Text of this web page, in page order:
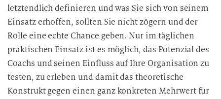
letztendlich definieren und was Sie sich von seinem
Einsatz erhoffen, sollten Sie nicht zögern und der
Rolle eine echte Chance geben. Nur im täglichen
praktischen Einsatz ist es möglich, das Potenzial des
Coachs und seinen Einfluss auf Ihre Organisation zu
testen, zu erleben und damit das theoretische
Konstrukt gegen einen ganz konkreten Mehrwert für